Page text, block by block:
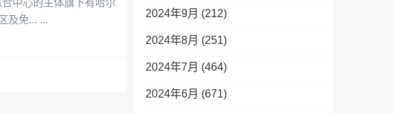
中心的主体旗下有哈尔
及免...
2024年9月 (212)
2024年8月 (251)
2024年7月 (464)
2024年6月 (671)